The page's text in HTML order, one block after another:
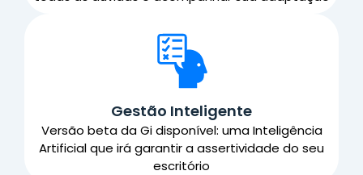
Gestão Inteligente
Versão beta da Gi disponível: uma Inteligência
Artificial que irá garantir a assertividade do seu
escritório